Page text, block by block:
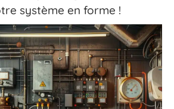
système en forme !